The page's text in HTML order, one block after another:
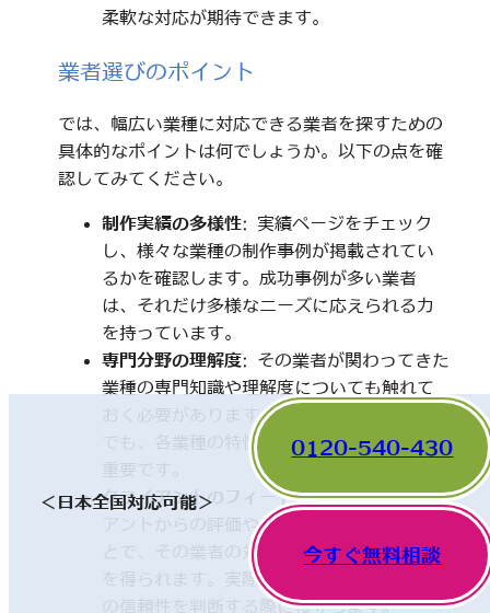
柔軟な対応が期待できます。
業者選びのポイント
では、幅広い業種に対応できる業者を探すための
具体的なポイントは何でしょうか。以下の点を確
認してみてください。
制作実績の多様性: 実績ページをチェック
し、様々な業種の制作事例が掲載されてい
るかを確認します。成功事例が多い業者
は、それだけ多様なニーズに応えられる力
を持っています。
専門分野の理解度: その業者が関わってきた
業種の専門知識や理解度についても触れて
おく必要があります。一見、異なった分野
でも、各業種の特性を理解していることが
クライアントのフィードバック: 他のクライ
アントからの評価やレビューを確認するこ
とで、その業者の対応や成果に関する情報
を得られます。実際の利用者の声は、業者
の信頼性を判断する際に役立ちます。
＜日本全国対応可能＞
0120-540-430
今すぐ無料相談